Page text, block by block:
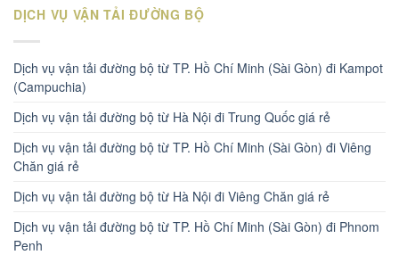
DỊCH VỤ VẬN TẢI ĐƯỜNG BỘ
Dịch vụ vận tải đường bộ từ TP. Hồ Chí Minh (Sài Gòn) đi Kampot
(Campuchia)
Dịch vụ vận tải đường bộ từ Hà Nội đi Trung Quốc giá rẻ
Dịch vụ vận tải đường bộ từ TP. Hồ Chí Minh (Sài Gòn) đi Viêng
Chăn giá rẻ
Dịch vụ vận tải đường bộ từ Hà Nội đi Viêng Chăn giá rẻ
Dịch vụ vận tải đường bộ từ TP. Hồ Chí Minh (Sài Gòn) đi Phnom
Penh